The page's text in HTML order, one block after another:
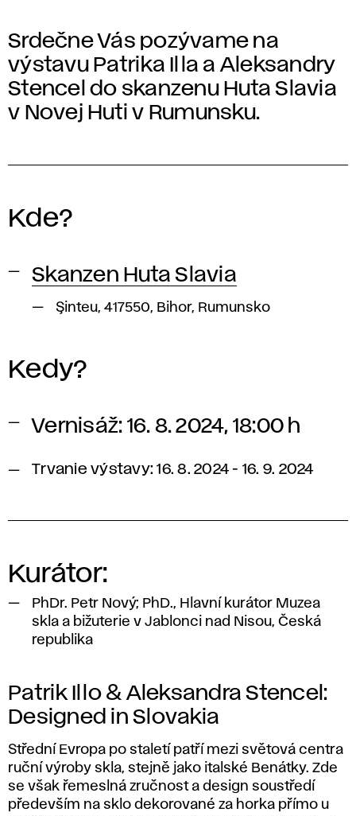
Srdečne Vás pozývame na
výstavu Patrika Illa a Aleksandry
Stencel do skanzenu Huta Slavia
v Novej Huti v Rumunsku.
Kde?
Skanzen Huta Slavia
Şinteu, 417550, Bihor, Rumunsko
Kedy?
Vernisáž: 16. 8. 2024, 18:00 h
Trvanie výstavy: 16. 8. 2024 - 16. 9. 2024
Kurátor:
PhDr. Petr Nový; PhD., Hlavní kurátor Muzea
skla a bižuterie v Jablonci nad Nisou, Česká
republika
Patrik Illo & Aleksandra Stencel:
Designed in Slovakia
Střední Evropa po staletí patří mezi světová centra
ruční výroby skla, stejně jako italské Benátky. Zde
se však řemeslná zručnost a design soustředí
především na sklo dekorované za horka přímo u